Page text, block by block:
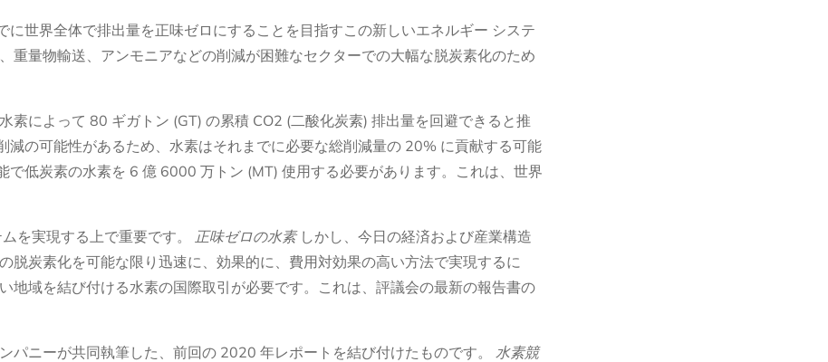
世界全体で排出量を正味ゼロにすることを目指すこの新しいエネルギー システ
重量物輸送、アンモニアなどの削減が困難なセクターでの大幅な脱炭素化のため
素によって 80 ギガトン (GT) の累積 CO2 (二酸化炭素) 排出量を回避できると推
の可能性があるため、水素はそれまでに必要な総削減量の 20% に貢献する可能
低炭素の水素を 6 億 6000 万トン (MT) 使用する必要があります。これは、世界
を実現する上で重要です。 正味ゼロの水素しかし、今日の経済および産業構造
脱炭素化を可能な限り迅速に、効果的に、費用対効果の高い方法で実現するに
地域を結び付ける水素の国際取引が必要です。これは、評議会の最新の報告書の
パニーが共同執筆した、前回の 2020 年レポートを結び付けたものです。 水素競